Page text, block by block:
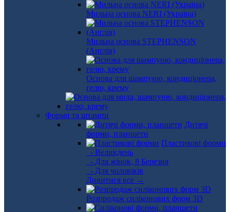
Мильна основа NERI (Україна)
Мильна основа STEPHENSON
(Англія)
Основа для шампуню, кондиціонера,
гелю, крему
Форми та штампи
Дитячі
форми, планшети
Пластикові форми
- Великдень
- Для жінок, 8 Березня
- Для чоловіків
Дивитися все →
Розпродаж силіконових форм 3D